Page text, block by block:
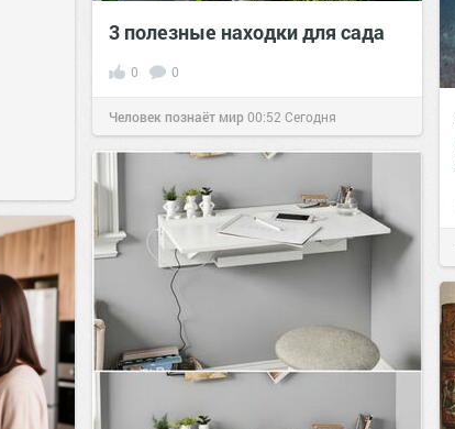
3 полезные находки для сада
0 0
Человек познаёт мир00:52 Сегодня